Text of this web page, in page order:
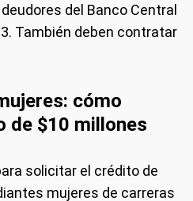
del Banco Central
También deben contratar
cómo
de $10 millones
solicitar el crédito de
mujeres de carreras